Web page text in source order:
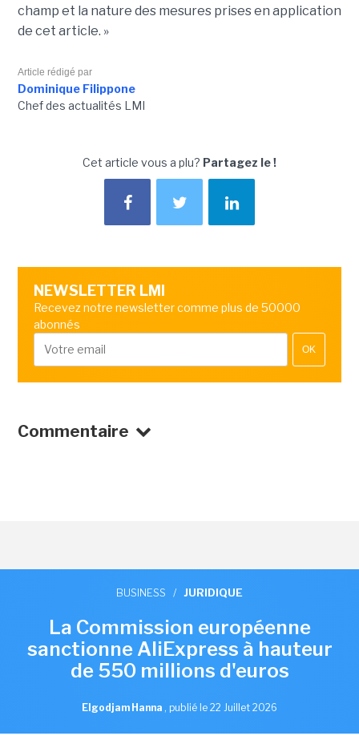
champ et la nature des mesures prises en application
de cet article. »
Article rédigé par
Dominique Filippone
Chef des actualités LMI
Cet article vous a plu? Partagez le !
NEWSLETTER LMI
Recevez notre newsletter comme plus de 50000
abonnés
OK
Commentaire
BUSINESS / JURIDIQUE
La Commission européenne
sanctionne AliExpress à hauteur
de 550 millions d'euros
Elgodjam Hanna , publié le 22 Juillet 2026